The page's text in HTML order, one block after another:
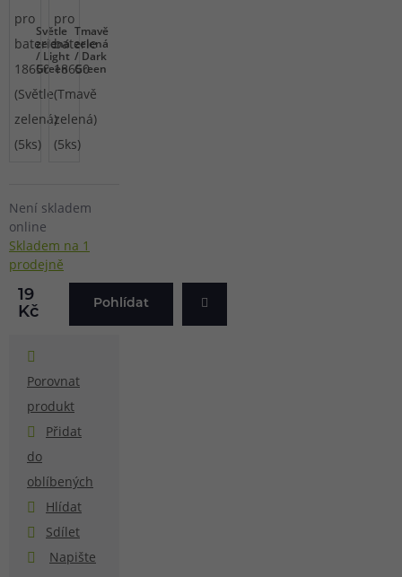
Světle
zelená
/ Light
Green
Tmavě
zelená
/ Dark
Green
Není skladem
online
Skladem na 1
prodejně
19
Kč
Pohlídat
Porovnat
produkt
Přidat
do
oblíbených
Hlídat
Sdílet
Napište